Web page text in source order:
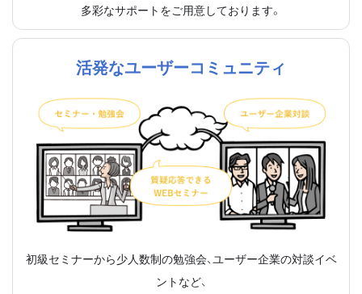
多彩なサポートをご用意しております。
活発なユーザーコミュニティ
初級セミナーから少人数制の勉強会、ユーザー企業の対談イベ
ントなど、